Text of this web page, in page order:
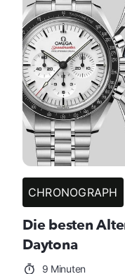
CHRONOGRAPH
Die besten
Daytona
9 Minuten